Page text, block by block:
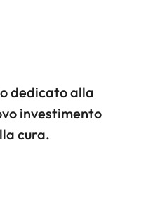
dedicato alla
investimento
cura.